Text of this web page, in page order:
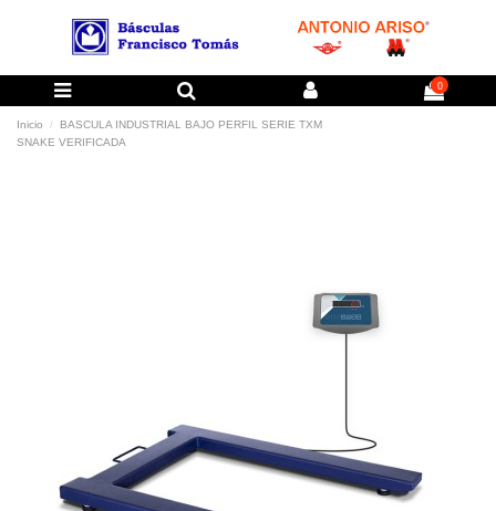
0
Inicio
BASCULA INDUSTRIAL BAJO PERFIL SERIE TXM
SNAKE VERIFICADA